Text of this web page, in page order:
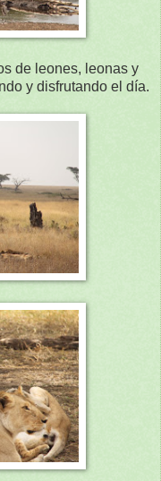
de leones, leonas y
y disfrutando el día.